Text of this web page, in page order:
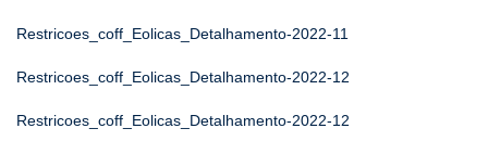
Restricoes_coff_Eolicas_Detalhamento-2022-11
Restricoes_coff_Eolicas_Detalhamento-2022-12
Restricoes_coff_Eolicas_Detalhamento-2022-12